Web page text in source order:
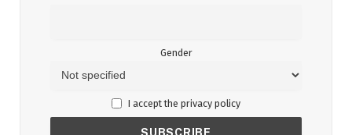
Gender
I accept the privacy policy